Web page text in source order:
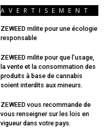
AVERTISEMENT
ZEWEED milite pour une écologie
responsable
ZEWEED milite pour que l’usage,
la vente et la consommation des
produits à base de cannabis
soient interdits aux mineurs.
ZEWEED vous recommande de
vous renseigner sur les lois en
vigueur dans votre pays.